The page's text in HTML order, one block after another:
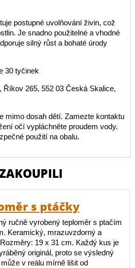
postupné uvolňování živin, což
Je snadno použitelné a vhodné
silný růst a bohaté úrody
30 tyčinek
265, 552 03 Česká Skalice,
mimo dosah dětí. Zamezte kontaktu
očí vypláchněte proudem vody.
použití na obalu.
s ptáčky
ručně vyrobený teploměr s ptačím
Keramický, mrazuvzdorný a
19 x 31 cm. Každý kus je
originál, proto se výsledný
v reálu mírně lišit od